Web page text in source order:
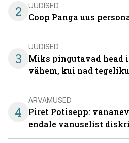
2 UUDISED
Coop Panga uus
3
UUDISED
Miks pingutavad head
vähem, kui nad
4
ARVAMUSED
Piret Potisepp:
endale vanuselist